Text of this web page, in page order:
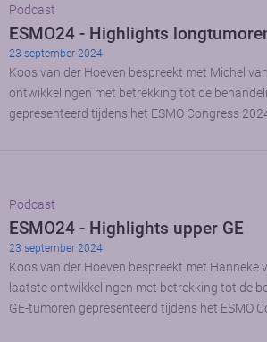
Podcast
ESMO24 - Highlights
23 september 2024
Koos van der Hoeven bespreekt met Michel
ontwikkelingen met betrekking tot de
gepresenteerd tijdens het ESMO Congress
Podcast
ESMO24 - Highlights upper GE
23 september 2024
Koos van der Hoeven bespreekt met Hanneke
laatste ontwikkelingen met betrekking tot de
GE-tumoren gepresenteerd tijdens het ESMO